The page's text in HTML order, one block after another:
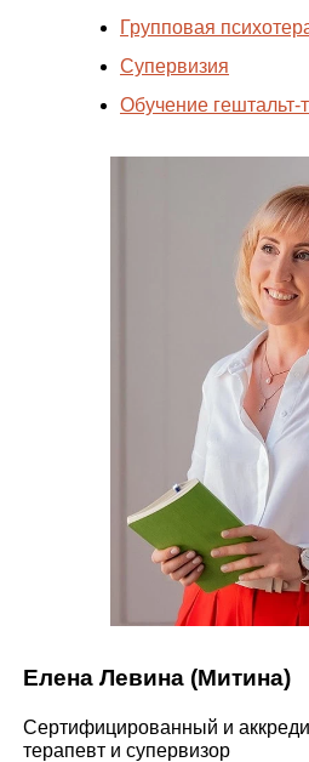
Групповая
Супервизия
Обучение гештальт-
Елена Левина (Митина)
Сертифицированный и
терапевт и супервизор